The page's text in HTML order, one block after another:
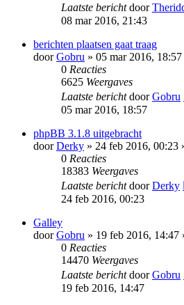
Laatste berichtdoor
08 mar 2016, 21:43
berichten plaatsen gaat traag
doorGobru » 05 mar 2016,
0 Reacties
6625 Weergaves
Laatste berichtdoorGobru
05 mar 2016, 18:57
phpBB 3.1.8 uitgebracht
doorDerky » 24 feb 2016, 00:23
0 Reacties
18383 Weergaves
Laatste berichtdoorDerky
24 feb 2016, 00:23
Galley
doorGobru » 19 feb 2016, 14:47
0 Reacties
14470 Weergaves
Laatste berichtdoorGobru
19 feb 2016, 14:47